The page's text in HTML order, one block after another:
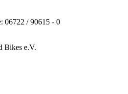
06722 / 90615 - 0
Bikes e.V.